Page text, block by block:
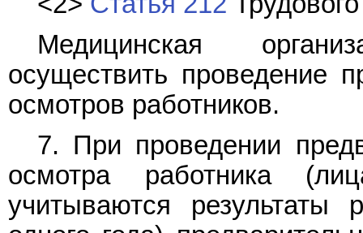
Медицинская
осуществить проведение
осмотров работников.
7. При проведении
осмотра работника
учитываются результаты